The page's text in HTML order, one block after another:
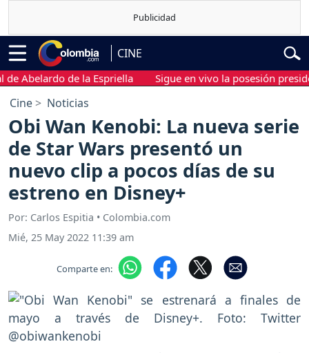
CINE
de la Espriella Sigue en vivo la posesión
Cine Noticias
Obi Wan Kenobi: La nueva serie
de Star Wars presentó un
nuevo clip a pocos días de su
estreno en Disney+
Por: Carlos Espitia • Colombia.com
Mié, 25 May 2022 11:39 am
Comparte en: